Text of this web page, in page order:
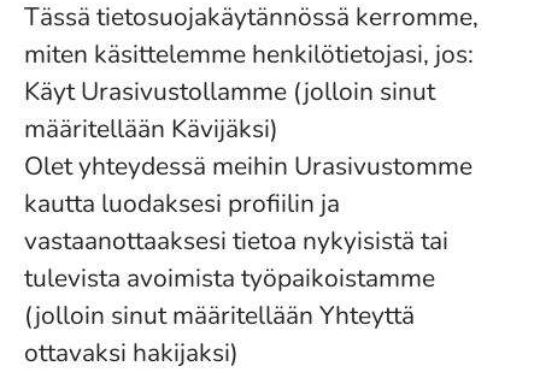
Tässä tietosuojakäytännössä kerromme,
miten käsittelemme henkilötietojasi, jos:
Käyt Urasivustollamme (jolloin sinut
määritellään Kävijäksi)
Olet yhteydessä meihin Urasivustomme
kautta luodaksesi profiilin ja
vastaanottaaksesi tietoa nykyisistä tai
tulevista avoimista työpaikoistamme
(jolloin sinut määritellään Yhteyttä
ottavaksi hakijaksi)